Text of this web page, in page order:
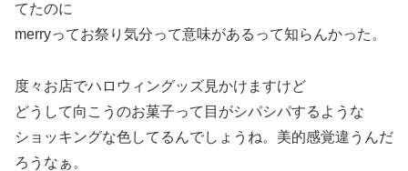
てたのに
merryってお祭り気分って意味があるって知らんかった。
度々お店でハロウィングッズ見かけますけど
どうして向こうのお菓子って目がシパシパするような
ショッキングな色してるんでしょうね。美的感覚違うんだ
ろうなぁ。